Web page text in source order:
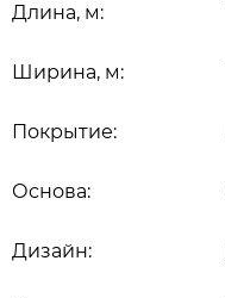
Длина, м:
Ширина, м:
Дизайн:
Основа:
Покрытие: